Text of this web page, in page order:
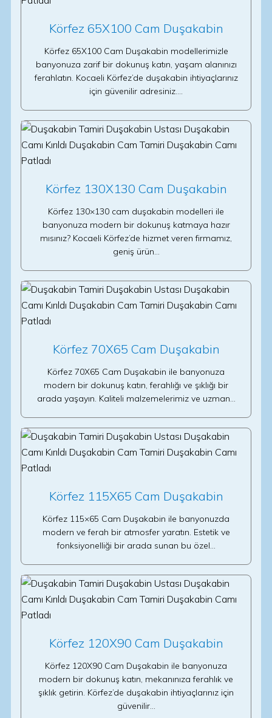
Körfez 65X100 Cam Duşakabin
Körfez 65X100 Cam Duşakabin modellerimizle
banyonuza zarif bir dokunuş katın, yaşam alanınızı
ferahlatın. Kocaeli Körfez’de duşakabin ihtiyaçlarınız
için güvenilir adresiniz.…
Körfez 130X130 Cam Duşakabin
Körfez 130×130 cam duşakabin modelleri ile
banyonuza modern bir dokunuş katmaya hazır
mısınız? Kocaeli Körfez’de hizmet veren firmamız,
geniş ürün…
Körfez 70X65 Cam Duşakabin
Körfez 70X65 Cam Duşakabin ile banyonuza
modern bir dokunuş katın, ferahlığı ve şıklığı bir
arada yaşayın. Kaliteli malzemelerimiz ve uzman…
Körfez 115X65 Cam Duşakabin
Körfez 115×65 Cam Duşakabin ile banyonuzda
modern ve ferah bir atmosfer yaratın. Estetik ve
fonksiyonelliği bir arada sunan bu özel…
Körfez 120X90 Cam Duşakabin
Körfez 120X90 Cam Duşakabin ile banyonuza
modern bir dokunuş katın, mekanınıza ferahlık ve
şıklık getirin. Körfez’de duşakabin ihtiyaçlarınız için
güvenilir…